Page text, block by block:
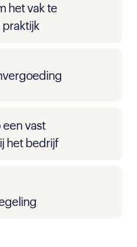
het vak te
praktijk
vast
het bedrijf